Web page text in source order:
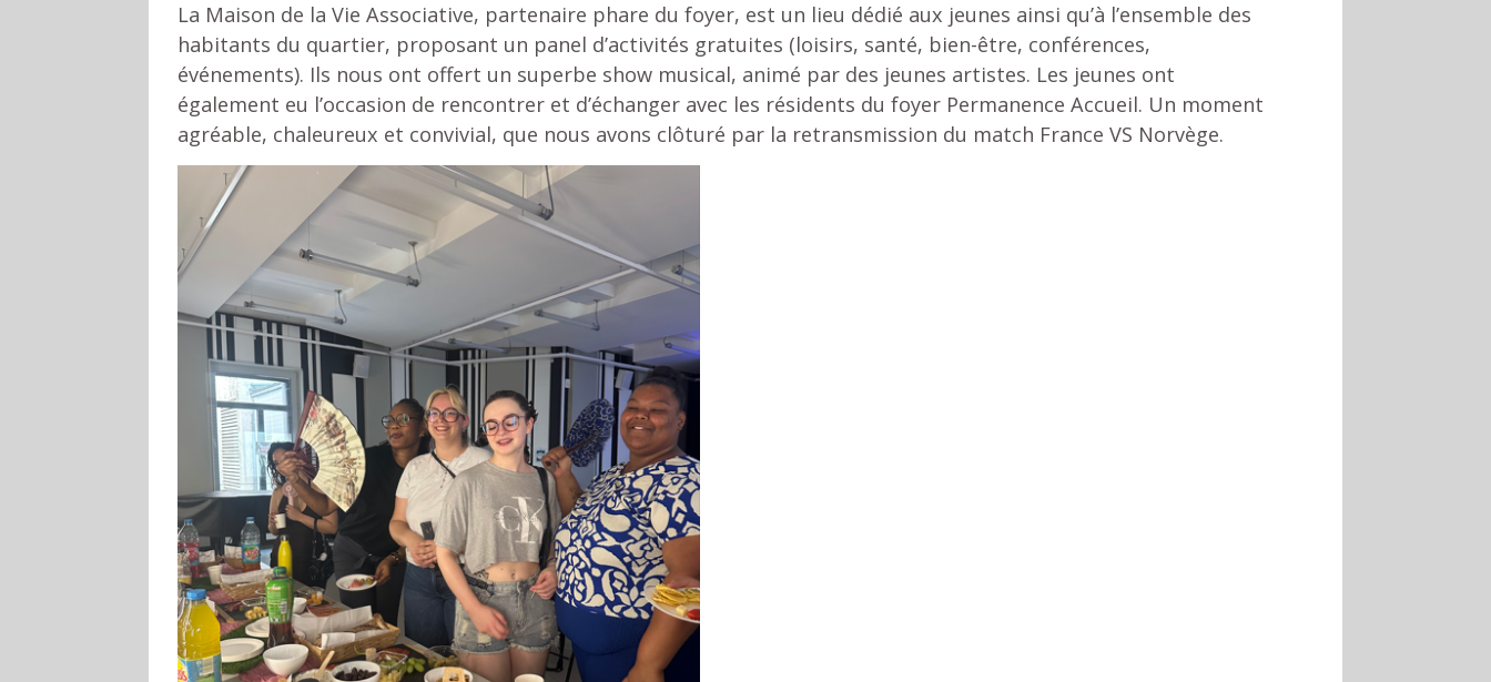
FJT
la
MVAC
de
la
La Maison de la Vie Associative, partenaire phare du foyer, est un lieu dédié aux jeunes ainsi qu’à l’ensemble des
habitants du quartier, proposant un panel d’activités gratuites (loisirs, santé, bien-être, conférences,
événements). Ils nous ont offert un superbe show musical, animé par des jeunes artistes. Les jeunes ont
également eu l’occasion de rencontrer et d’échanger avec les résidents du foyer Permanence Accueil. Un moment
agréable, chaleureux et convivial, que nous avons clôturé par la retransmission du match France VS Norvège.